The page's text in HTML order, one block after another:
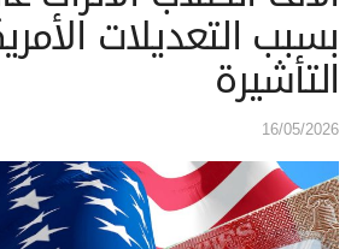
بسبب التعديلات
التأشيرة
16/05/2026